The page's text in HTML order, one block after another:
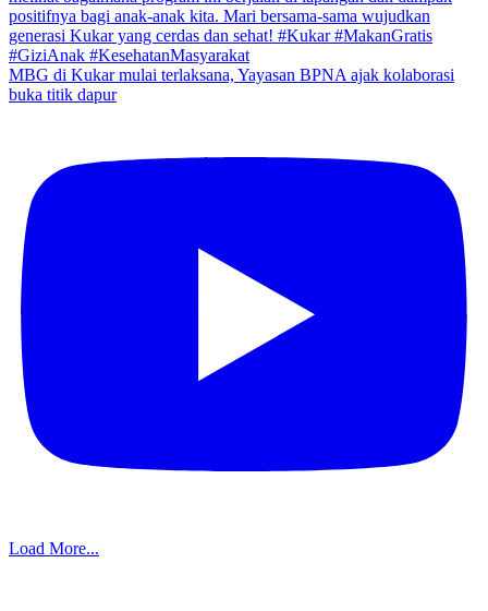
MBG di Kukar mulai terlaksana, Yayasan BPNA ajak kolaborasi
buka titik dapur
Load More...